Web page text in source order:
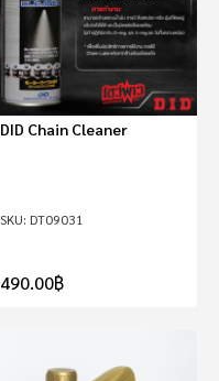
DT09031
DID Chain Cleaner
490.00฿